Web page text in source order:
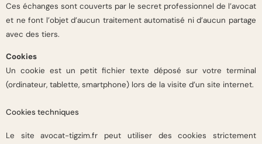
Ces échanges sont couverts par le secret professionnel de l’avocat
et ne font l’objet d’aucun traitement automatisé ni d’aucun partage
avec des tiers.
Cookies
Un cookie est un petit fichier texte déposé sur votre terminal
(ordinateur, tablette, smartphone) lors de la visite d’un site internet.
Cookies techniques
Le site avocat-tigzim.fr peut utiliser des cookies strictement